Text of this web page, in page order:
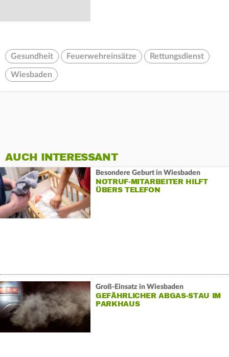
Gesundheit Feuerwehreinsätze Rettungsdienst
Wiesbaden
AUCH INTERESSANT
Besondere Geburt in Wiesbaden
NOTRUF-MITARBEITER HILFT
ÜBERS TELEFON
Groß-Einsatz in Wiesbaden
GEFÄHRLICHER ABGAS-STAU IM
PARKHAUS